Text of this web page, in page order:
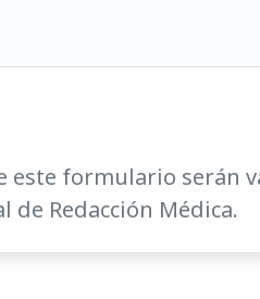
formulario serán
Redacción Médica.